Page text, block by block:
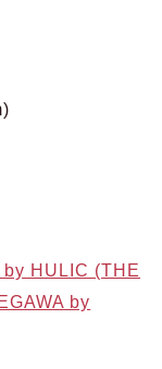
by HULIC (THE
by